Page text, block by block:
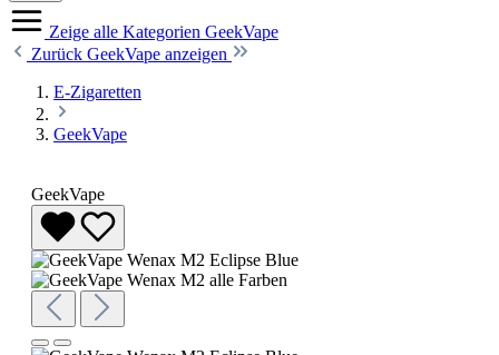
Zeige alle Kategorien GeekVape
Zurück GeekVape anzeigen
E-Zigaretten
GeekVape
GeekVape